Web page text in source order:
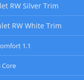
RW Silver Trim
RW White Trim
1.1
Core